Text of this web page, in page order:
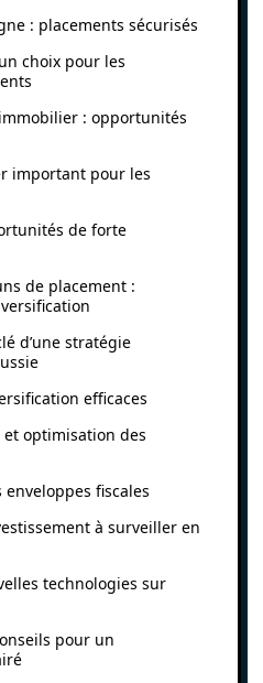
: placements sécurisés
choix pour les
immobilier : opportunités
important pour les
de forte
de placement :
d’une stratégie
efficaces
et optimisation des
fiscales
à surveiller en
technologies sur
pour un